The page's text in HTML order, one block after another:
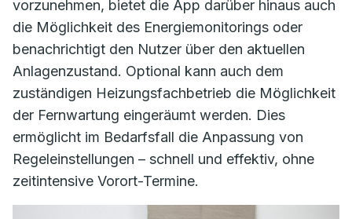
vorzunehmen, bietet die App darüber hinaus auch
die Möglichkeit des Energiemonitorings oder
benachrichtigt den Nutzer über den aktuellen
Anlagenzustand. Optional kann auch dem
zuständigen Heizungsfachbetrieb die Möglichkeit
der Fernwartung eingeräumt werden. Dies
ermöglicht im Bedarfsfall die Anpassung von
Regeleinstellungen – schnell und effektiv, ohne
zeitintensive Vorort-Termine.